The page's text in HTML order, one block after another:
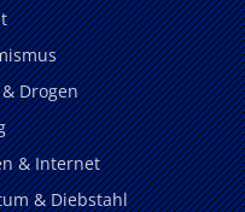
Drogen
& Internet
& Diebstahl